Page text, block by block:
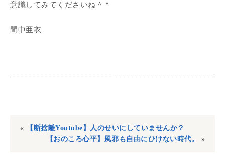
意識してみてくださいね＾＾
間中亜衣
«
【断捨離Youtube】人のせいにしていませんか？
【おのころ心平】風邪も自由にひけない時代。
»